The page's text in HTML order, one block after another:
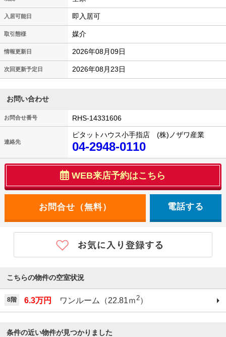
入居可能日 即入居可
取引態様 媒介
情報更新日 2026年08月09日
次回更新予定日 2026年08月23日
お問い合わせ
お問合せ番号 RHS-14331606
連絡先
ピタットハウス小手指店 (株)ノザワ産業
04-2948-0110
WEB来店予約はこちら
電話する
こちらの物件の空室状況
8階 6.3万円 ワンルーム（22.81ｍ2）
条件の近い物件が見つかりました